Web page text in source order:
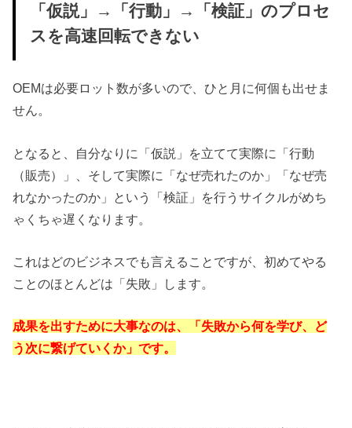
「仮説」→「行動」→「検証」のプロセ
スを高速回転できない
OEMは必要ロット数が多いので、ひと月に何個も出せま
せん。
となると、自分なりに「仮説」を立てて実際に「行動
（販売）」、そして実際に「なぜ売れたのか」「なぜ売
れなかったのか」という「検証」を行うサイクルがめち
ゃくちゃ遅くなります。
これはどのビジネスでも言えることですが、初めてやる
ことのほとんどは「失敗」します。
成果を出すために大事なのは、「失敗から何を学び、ど
う次に繋げていくか」です。